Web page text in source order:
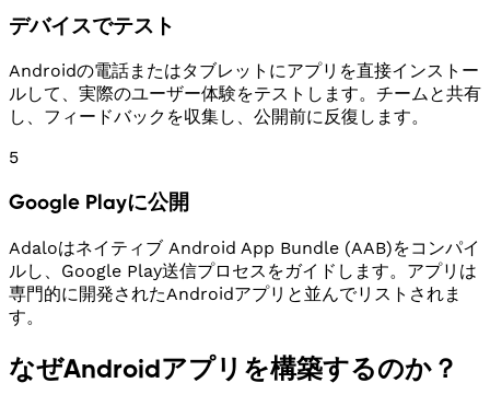
デバイスでテスト
Androidの電話またはタブレットにアプリを直接インストー
ルして、実際のユーザー体験をテストします。チームと共有
し、フィードバックを収集し、公開前に反復します。
5
Google Playに公開
Adaloはネイティブ Android App Bundle (AAB)をコンパイ
ルし、Google Play送信プロセスをガイドします。アプリは
専門的に開発されたAndroidアプリと並んでリストされま
す。
なぜAndroidアプリを構築するのか？